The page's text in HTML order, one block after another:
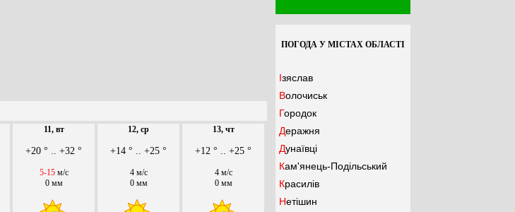
11, вт
+20 ° .. +32 °
5-15м/с
0 мм
12, ср
+14 ° .. +25 °
4 м/с
0 мм
13, чт
+12 ° .. +25 °
4 м/с
0 мм
ПОГОДА У МІСТАХ ОБЛАСТІ
Ізяслав
Волочиськ
Городок
Деражня
Дунаївці
Кам'янець-Подільський
Красилів
Нетішин